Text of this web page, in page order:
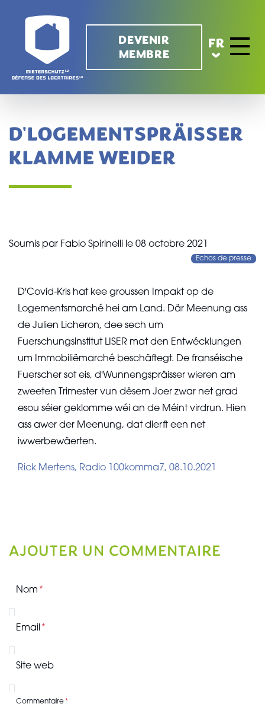
DEVENIR
MEMBRE
FR
Toggle
D'LOGEMENTSPRÄISSER
KLAMME WEIDER
Soumis par Fabio Spirinelli le 08 octobre 2021
Echos de presse
D'Covid-Kris hat kee groussen Impakt op de
Logementsmarché hei am Land. Där Meenung ass
de Julien Licheron, dee sech um
Fuerschungsinstitut LISER mat den Entwécklungen
um Immobiliëmarché beschäftegt. De franséische
Fuerscher sot eis, d'Wunnengspräisser wieren am
zweeten Trimester vun dësem Joer zwar net grad
esou séier geklomme wéi an de Méint virdrun. Hien
ass awer der Meenung, dat dierft een net
iwwerbewäerten.
Rick Mertens, Radio 100komma7, 08.10.2021
AJOUTER UN COMMENTAIRE
Nom
Email
Site web
Commentaire